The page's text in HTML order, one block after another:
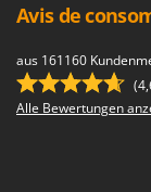
Avis de
aus 161160
Alle Bewertungen